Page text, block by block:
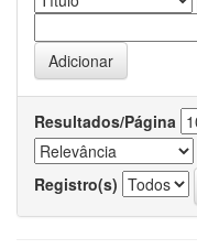
Resultados/Página
Registro(s)